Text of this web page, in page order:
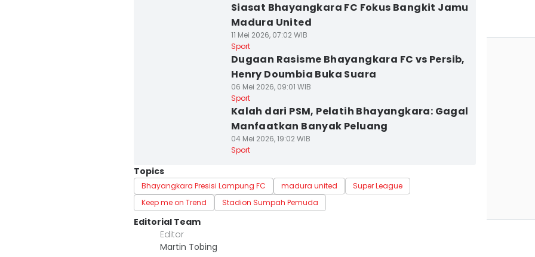
Siasat Bhayangkara FC Fokus Bangkit Jamu
Madura United
11 Mei 2026, 07:02 WIB
Sport
Dugaan Rasisme Bhayangkara FC vs Persib,
Henry Doumbia Buka Suara
06 Mei 2026, 09:01 WIB
Sport
Kalah dari PSM, Pelatih Bhayangkara: Gagal
Manfaatkan Banyak Peluang
04 Mei 2026, 19:02 WIB
Sport
Topics
Bhayangkara Presisi Lampung FC madura united
Super League
Keep me on Trend
Stadion Sumpah Pemuda
Editorial Team
Editor
Martin Tobing